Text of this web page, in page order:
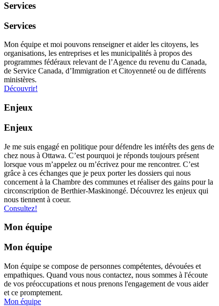
Services
Services
Mon équipe et moi pouvons renseigner et aider les citoyens, les
organisations, les entreprises et les municipalités à propos des
programmes fédéraux relevant de l’Agence du revenu du Canada,
de Service Canada, d’Immigration et Citoyenneté ou de différents
ministères.
Découvrir!
Enjeux
Enjeux
Je me suis engagé en politique pour défendre les intérêts des gens de
chez nous à Ottawa. C’est pourquoi je réponds toujours présent
lorsque vous m’appelez ou m’écrivez pour me rencontrer. C’est
grâce à ces échanges que je peux porter les dossiers qui nous
concernent à la Chambre des communes et réaliser des gains pour la
circonscription de Berthier-Maskinongé. Découvrez les enjeux qui
nous tiennent à coeur.
Consultez!
Mon équipe
Mon équipe
Mon équipe se compose de personnes compétentes, dévouées et
empathiques. Quand vous nous contactez, nous sommes à l'écoute
de vos préoccupations et nous prenons l'engagement de vous aider
et ce promptement.
Mon équipe